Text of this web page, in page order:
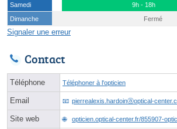
Samedi
9h - 18h
Dimanche
Fermé
Signaler une erreur
Contact
Téléphone Téléphoner à l'opticien
Email pierrealexis.hardoinⓐoptical-
Site web opticien.optical-center.fr/855907-